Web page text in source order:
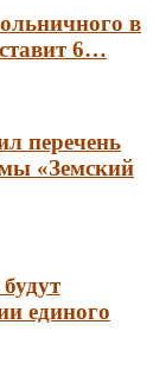
в
6…
перечень
«Земский
единого